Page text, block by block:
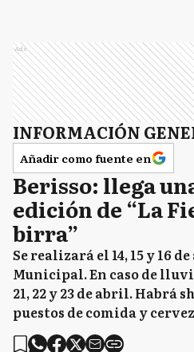
Ads
INFORMACIÓN
Añadir como fuente en
Berisso: llega
edición de “La
birra”
Se realizará el 14, 15 y 16
Municipal. En caso de
21, 22 y 23 de abril. Habrá
puestos de comida y